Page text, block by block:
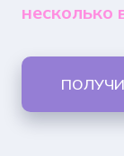
несколько